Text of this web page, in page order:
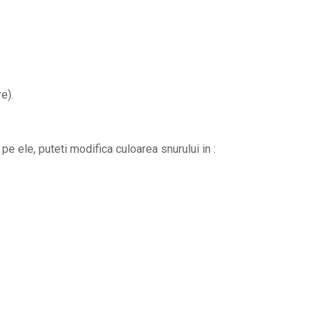
ele, puteti modifica culoarea snurului in :